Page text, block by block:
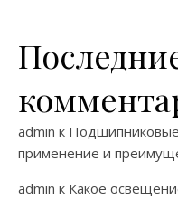
admin к
применение и
admin к Какое